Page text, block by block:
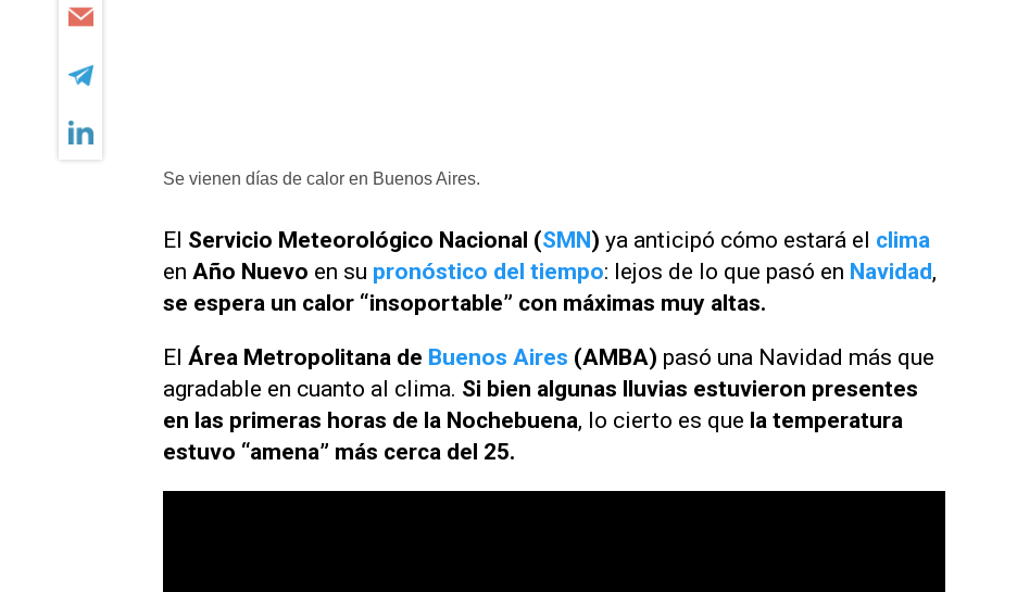
Se vienen días de calor en Buenos Aires.
El Servicio Meteorológico Nacional (SMN) ya anticipó cómo estará el clima
en Año Nuevo en su pronóstico del tiempo: lejos de lo que pasó en Navidad,
se espera un calor “insoportable” con máximas muy altas.
El Área Metropolitana de Buenos Aires (AMBA) pasó una Navidad más que
agradable en cuanto al clima. Si bien algunas lluvias estuvieron presentes
en las primeras horas de la Nochebuena, lo cierto es que la temperatura
estuvo “amena” más cerca del 25.